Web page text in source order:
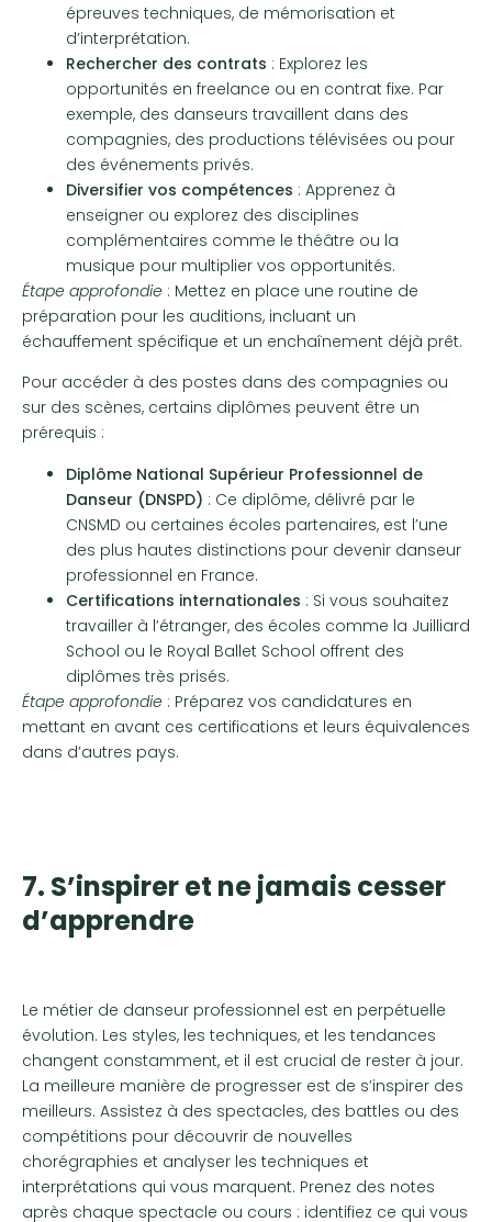
épreuves techniques, de mémorisation et
d’interprétation.
Rechercher des contrats : Explorez les
opportunités en freelance ou en contrat fixe. Par
exemple, des danseurs travaillent dans des
compagnies, des productions télévisées ou pour
des événements privés.
Diversifier vos compétences : Apprenez à
enseigner ou explorez des disciplines
complémentaires comme le théâtre ou la
musique pour multiplier vos opportunités.
Étape approfondie : Mettez en place une routine de
préparation pour les auditions, incluant un
échauffement spécifique et un enchaînement déjà prêt.
Pour accéder à des postes dans des compagnies ou
sur des scènes, certains diplômes peuvent être un
prérequis :
Diplôme National Supérieur Professionnel de
Danseur (DNSPD) : Ce diplôme, délivré par le
CNSMD ou certaines écoles partenaires, est l’une
des plus hautes distinctions pour devenir danseur
professionnel en France.
Certifications internationales : Si vous souhaitez
travailler à l’étranger, des écoles comme la Juilliard
School ou le Royal Ballet School offrent des
diplômes très prisés.
Étape approfondie : Préparez vos candidatures en
mettant en avant ces certifications et leurs équivalences
dans d’autres pays.
7. S’inspirer et ne jamais cesser
d’apprendre
Le métier de danseur professionnel est en perpétuelle
évolution. Les styles, les techniques, et les tendances
changent constamment, et il est crucial de rester à jour.
La meilleure manière de progresser est de s’inspirer des
meilleurs. Assistez à des spectacles, des battles ou des
compétitions pour découvrir de nouvelles
chorégraphies et analyser les techniques et
interprétations qui vous marquent. Prenez des notes
après chaque spectacle ou cours : identifiez ce qui vous